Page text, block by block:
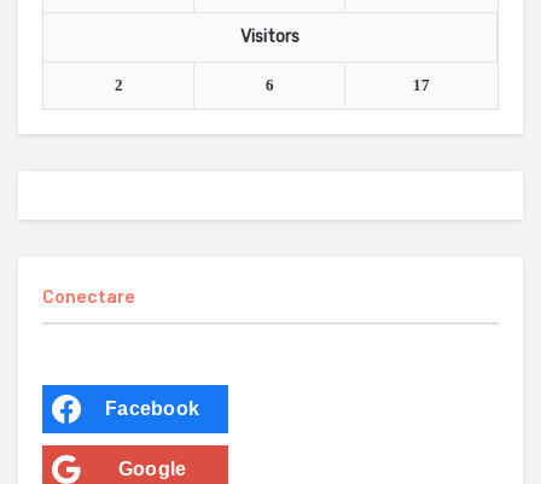
Visitors
2 6 17
Conectare
Facebook
Google